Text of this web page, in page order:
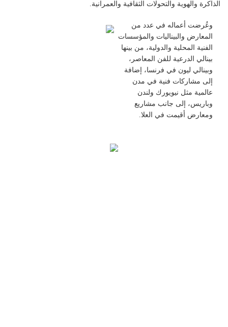
الذاكرة والهوية والتحولات الثقافية والعمرانية.
وعُرضت أعماله في عدد من
المعارض والبيناليات والمؤسسات
الفنية المحلية والدولية، من بينها
بينالي الدرعية للفن المعاصر،
وبينالي ليون في فرنسا، إضافة
إلى مشاركات فنية في مدن
عالمية مثل نيويورك ولندن
وباريس، إلى جانب مشاريع
ومعارض أقيمت في العلا.